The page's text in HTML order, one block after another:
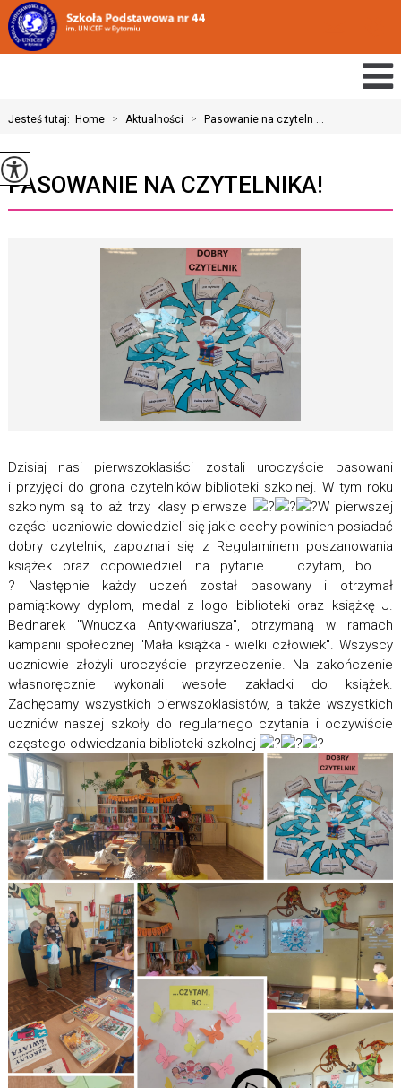
Jesteś tutaj: Home > Aktualności > Pasowanie na czyteln ...
PASOWANIE NA CZYTELNIKA!
Dzisiaj nasi pierwszoklasiści zostali uroczyście pasowani
i przyjęci do grona czytelników biblioteki szkolnej. W tym roku
szkolnym są to aż trzy klasy pierwsze
W pierwszej
części uczniowie dowiedzieli się jakie cechy powinien posiadać
dobry czytelnik, zapoznali się z Regulaminem poszanowania
książek oraz odpowiedzieli na pytanie ... czytam, bo ...
? Następnie każdy uczeń został pasowany i otrzymał
pamiątkowy dyplom, medal z logo biblioteki oraz książkę J.
Bednarek "Wnuczka Antykwariusza", otrzymaną w ramach
kampanii społecznej "Mała książka - wielki człowiek". Wszyscy
uczniowie złożyli uroczyście przyrzeczenie. Na zakończenie
własnoręcznie wykonali wesołe zakładki do książek.
Zachęcamy wszystkich pierwszoklasistów, a także wszystkich
uczniów naszej szkoły do regularnego czytania i oczywiście
częstego odwiedzania biblioteki szkolnej